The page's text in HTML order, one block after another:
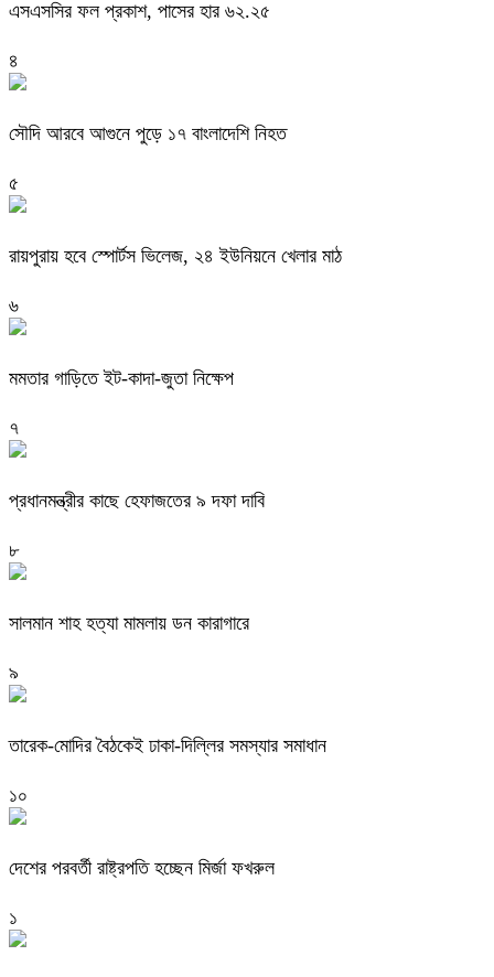
এসএসসির ফল প্রকাশ, পাসের হার ৬২.২৫
৪
সৌদি আরবে আগুনে পুড়ে ১৭ বাংলাদেশি নিহত
৫
রায়পুরায় হবে স্পোর্টস ভিলেজ, ২৪ ইউনিয়নে খেলার মাঠ
৬
মমতার গাড়িতে ইট-কাদা-জুতা নিক্ষেপ
৭
প্রধানমন্ত্রীর কাছে হেফাজতের ৯ দফা দাবি
৮
সালমান শাহ হত্যা মামলায় ডন কারাগারে
৯
তারেক-মোদির বৈঠকেই ঢাকা-দিল্লির সমস্যার সমাধান
১০
দেশের পরবর্তী রাষ্ট্রপতি হচ্ছেন মির্জা ফখরুল
১